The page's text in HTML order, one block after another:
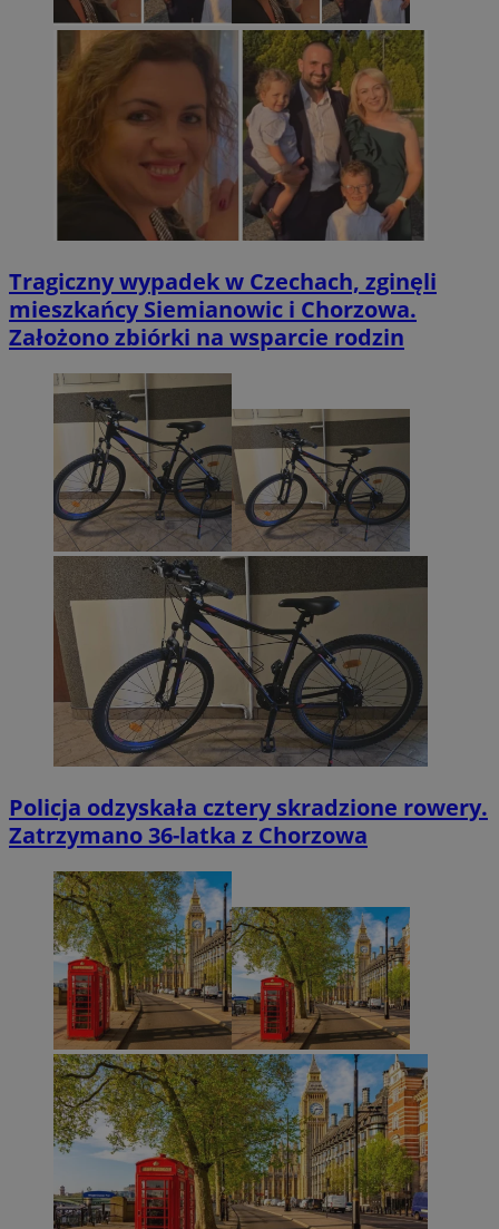
Tragiczny wypadek w Czechach, zginęli
mieszkańcy Siemianowic i Chorzowa.
Założono zbiórki na wsparcie rodzin
Policja odzyskała cztery skradzione rowery.
Zatrzymano 36-latka z Chorzowa